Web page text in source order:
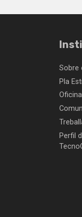
Sobre
Pla
Perfil